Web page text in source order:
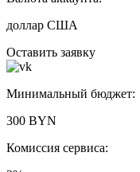
доллар США
Оставить заявку
Минимальный бюджет:
300 BYN
Комиссия сервиса: